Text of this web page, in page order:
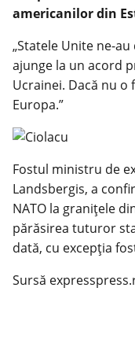
americanilor din
„Statele Unite ne-
ajunge la un acord
Ucrainei. Dacă nu o
Europa.”
Fostul ministru de
Landsbergis, a
NATO la granițele
părăsirea tuturor
dată, cu excepția
Sursă